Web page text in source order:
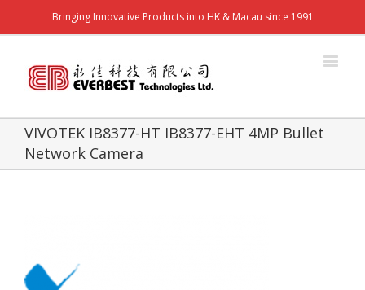
Bringing Innovative Products into HK & Macau since 1991
VIVOTEK IB8377-HT IB8377-EHT 4MP Bullet
Network Camera